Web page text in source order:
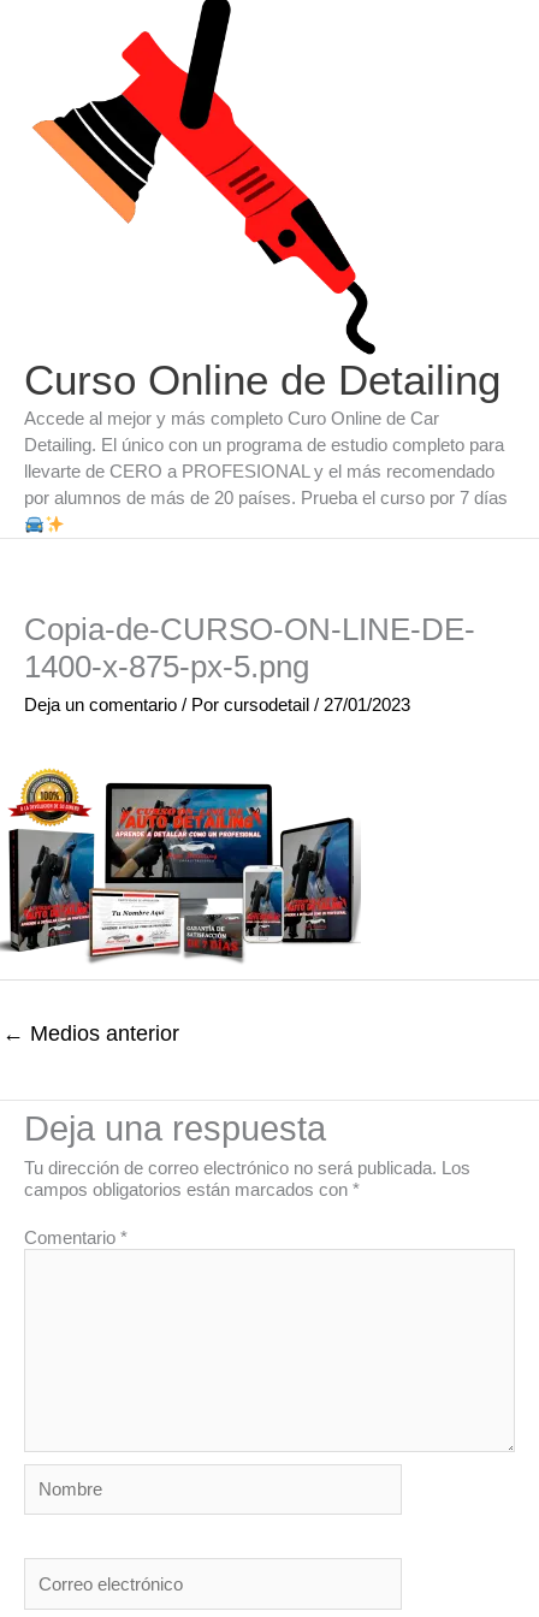
Curso Online de Detailing
Accede al mejor y más completo Curo Online de Car
Detailing. El único con un programa de estudio completo para
llevarte de CERO a PROFESIONAL y el más recomendado
por alumnos de más de 20 países. Prueba el curso por 7 días
Copia-de-CURSO-ON-LINE-DE-
1400-x-875-px-5.png
Deja un comentario / Por cursodetail / 27/01/2023
← Medios anterior
Deja una respuesta
Tu dirección de correo electrónico no será publicada. Los
campos obligatorios están marcados con *
Comentario *
electrónico